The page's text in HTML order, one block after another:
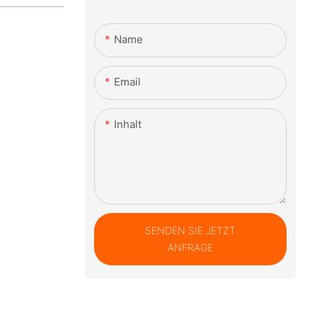
Name
Email
Inhalt
SENDEN SIE JETZT
ANFRAGE